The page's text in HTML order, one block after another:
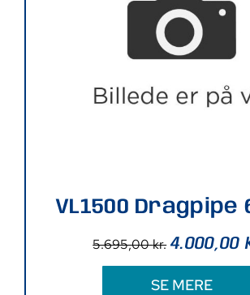
VL1500 Dragpipe
5.695,00kr. 4.000,00
SE MERE